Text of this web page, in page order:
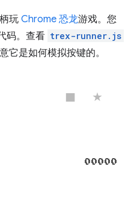
玩 Chrome 恐龙游戏。您
码。查看 trex-runner.js
它是如何模拟按键的。